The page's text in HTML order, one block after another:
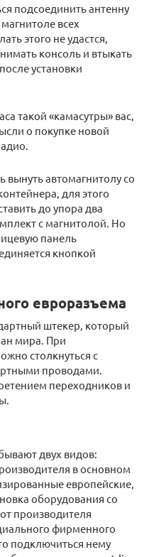
подсоединить антенну
всех
этого не удастся,
консоль и втыкать
установки
такой «камасутры» вас,
о покупке новой
вынуть автомагнитолу со
для этого
до упора два
с магнитолой. Но
панель
кнопкой
евроразъема
штекер, который
мира. При
столкнуться с
проводами.
переходников и
двух видов:
в основном
европейские,
оборудования со
производителя
фирменного
подключиться нему